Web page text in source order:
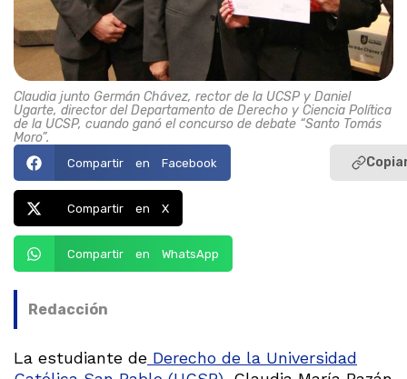
Claudia junto Germán Chávez, rector de la UCSP y Daniel
Ugarte, director del Departamento de Derecho y Ciencia Política
de la UCSP, cuando ganó el concurso de debate “Santo Tomás
Moro”.
Compartir en Facebook
Compartir en X
Compartir en WhatsApp
Redacción
La estudiante de Derecho de la Universidad